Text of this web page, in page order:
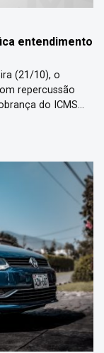
entendimento
(21/10), o
repercussão
do ICMS
interestaduais